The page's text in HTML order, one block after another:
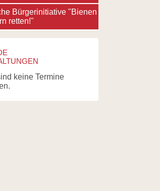
Bürgerinitiative "Bienen
retten!"
keine Termine